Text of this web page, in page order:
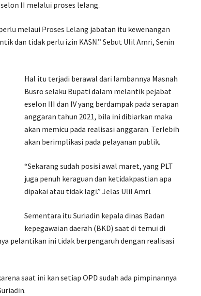
II melalui proses lelang.
melaui Proses Lelang jabatan itu kewenangan
dan tidak perlu izin KASN.” Sebut Ulil Amri, Senin
Hal itu terjadi berawal dari lambannya Masnah
Busro selaku Bupati dalam melantik pejabat
eselon III dan IV yang berdampak pada serapan
anggaran tahun 2021, bila ini dibiarkan maka
akan memicu pada realisasi anggaran. Terlebih
akan berimplikasi pada pelayanan publik.
“Sekarang sudah posisi awal maret, yang PLT
juga penuh keraguan dan ketidakpastian apa
dipakai atau tidak lagi.” Jelas Ulil Amri.
Sementara itu Suriadin kepala dinas Badan
kepegawaian daerah (BKD) saat di temui di
pelantikan ini tidak berpengaruh dengan realisasi
saat ini kan setiap OPD sudah ada pimpinannya